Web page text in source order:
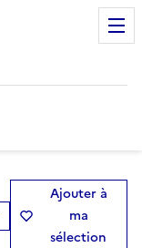
Ajouter à
ma
sélection